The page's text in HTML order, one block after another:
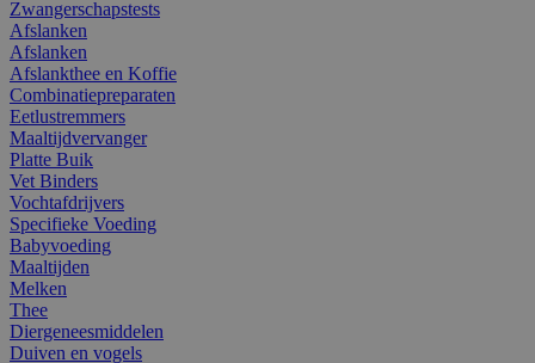
Zwangerschapstests
Afslanken
Afslanken
Afslankthee en Koffie
Combinatiepreparaten
Eetlustremmers
Maaltijdvervanger
Platte Buik
Vet Binders
Vochtafdrijvers
Specifieke Voeding
Babyvoeding
Maaltijden
Melken
Thee
Diergeneesmiddelen
Duiven en vogels